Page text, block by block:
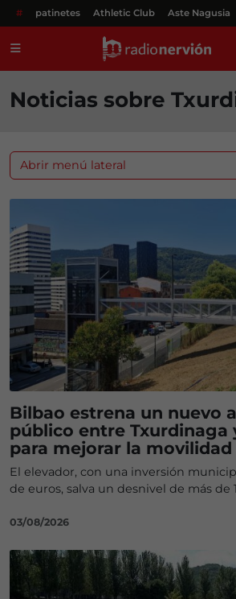
# patinetes Athletic Club Aste Nagusia
Noticias sobre
Bilbao estrena un nuevo
público entre Txurdinaga
para mejorar la
El elevador, con una inversión
de euros, salva un desnivel de más de
03/08/2026
Abrir menú lateral